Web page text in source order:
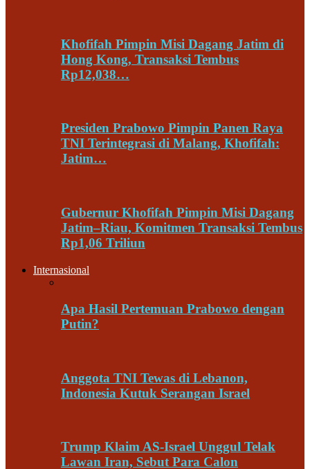
Khofifah Pimpin Misi Dagang Jatim di
Hong Kong, Transaksi Tembus
Rp12,038…
Presiden Prabowo Pimpin Panen Raya
TNI Terintegrasi di Malang, Khofifah:
Jatim…
Gubernur Khofifah Pimpin Misi Dagang
Jatim–Riau, Komitmen Transaksi Tembus
Rp1,06 Triliun
Internasional
Apa Hasil Pertemuan Prabowo dengan
Putin?
Anggota TNI Tewas di Lebanon,
Indonesia Kutuk Serangan Israel
Trump Klaim AS-Israel Unggul Telak
Lawan Iran, Sebut Para Calon